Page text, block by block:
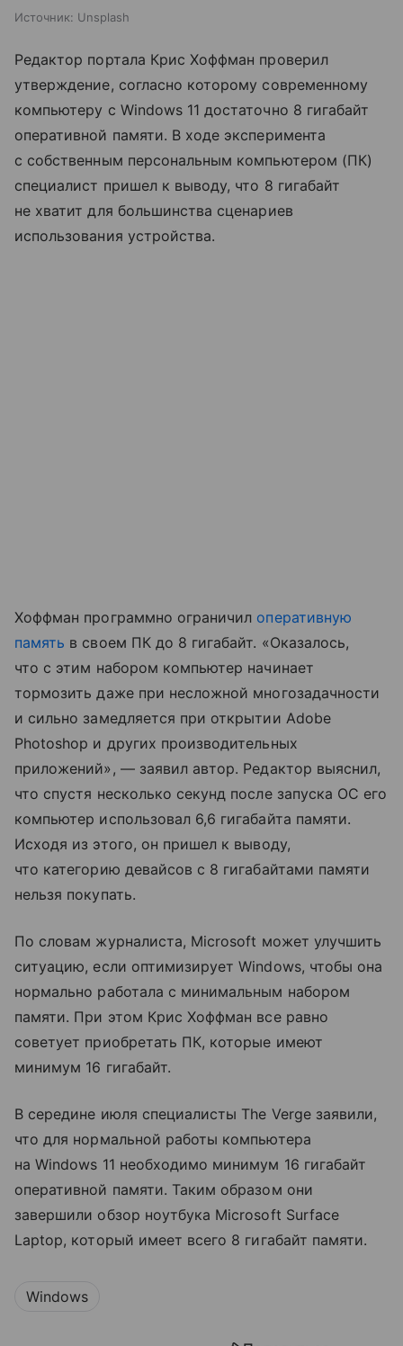
Источник: Unsplash
Редактор портала Крис Хоффман проверил
утверждение, согласно которому современному
компьютеру с Windows 11 достаточно 8 гигабайт
оперативной памяти. В ходе эксперимента
с собственным персональным компьютером (ПК)
специалист пришел к выводу, что 8 гигабайт
не хватит для большинства сценариев
использования устройства.
Хоффман программно ограничил оперативную
память в своем ПК до 8 гигабайт. «Оказалось,
что с этим набором компьютер начинает
тормозить даже при несложной многозадачности
и сильно замедляется при открытии Adobe
Photoshop и других производительных
приложений», — заявил автор. Редактор выяснил,
что спустя несколько секунд после запуска ОС его
компьютер использовал 6,6 гигабайта памяти.
Исходя из этого, он пришел к выводу,
что категорию девайсов с 8 гигабайтами памяти
нельзя покупать.
По словам журналиста, Microsoft может улучшить
ситуацию, если оптимизирует Windows, чтобы она
нормально работала с минимальным набором
памяти. При этом Крис Хоффман все равно
советует приобретать ПК, которые имеют
минимум 16 гигабайт.
В середине июля специалисты The Verge заявили,
что для нормальной работы компьютера
на Windows 11 необходимо минимум 16 гигабайт
оперативной памяти. Таким образом они
завершили обзор ноутбука Microsoft Surface
Laptop, который имеет всего 8 гигабайт памяти.
Windows